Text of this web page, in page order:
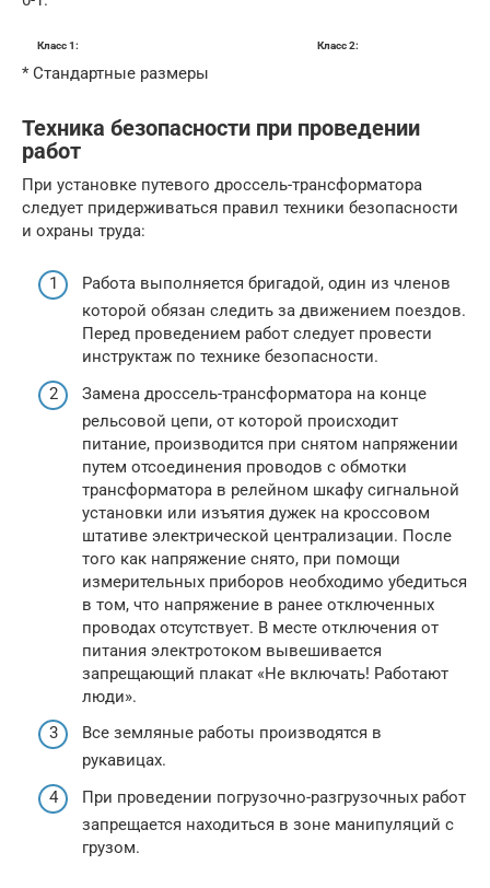
Класс 1: Класс 2:
* Стандартные размеры
Техника безопасности при проведении
работ
При установке путевого дроссель-трансформатора
следует придерживаться правил техники безопасности
и охраны труда:
Работа выполняется бригадой, один из членов
которой обязан следить за движением поездов.
Перед проведением работ следует провести
инструктаж по технике безопасности.
Замена дроссель-трансформатора на конце
рельсовой цепи, от которой происходит
питание, производится при снятом напряжении
путем отсоединения проводов с обмотки
трансформатора в релейном шкафу сигнальной
установки или изъятия дужек на кроссовом
штативе электрической централизации. После
того как напряжение снято, при помощи
измерительных приборов необходимо убедиться
в том, что напряжение в ранее отключенных
проводах отсутствует. В месте отключения от
питания электротоком вывешивается
запрещающий плакат «Не включать! Работают
люди».
Все земляные работы производятся в
рукавицах.
При проведении погрузочно-разгрузочных работ
запрещается находиться в зоне манипуляций с
грузом.